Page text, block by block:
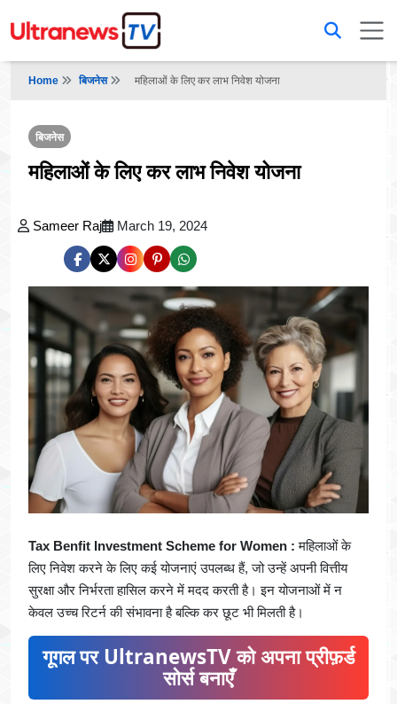
Home बिजनेस महिलाओं के लिए कर लाभ निवेश योजना
बिजनेस
महिलाओं के लिए कर लाभ निवेश योजना
Sameer Raj March 19, 2024
Tax Benfit Investment Scheme for Women :महिलाओं के
लिए निवेश करने के लिए कई योजनाएं उपलब्ध हैं, जो उन्हें अपनी वित्तीय
सुरक्षा और निर्भरता हासिल करने में मदद करती है। इन योजनाओं में न
केवल उच्च रिटर्न की संभावना है बल्कि कर छूट भी मिलती है।
गूगल पर UltranewsTV को अपना प्रीफ़र्ड
सोर्स बनाएँ